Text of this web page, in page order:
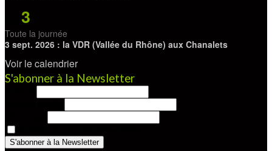
3
Toute la journée
3 sept. 2026 : la VDR (Vallée du Rhône) aux Chanalets
Voir le calendrier
S'abonner à la Newsletter